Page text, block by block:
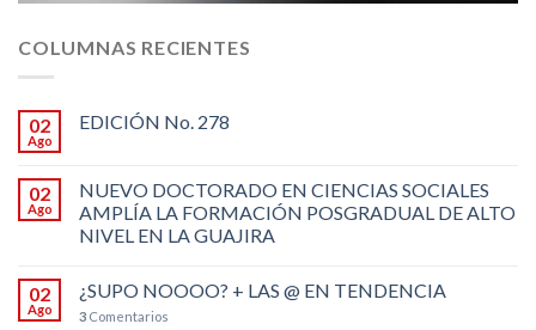
COLUMNAS RECIENTES
02
Ago
EDICIÓN No. 278
02
Ago
NUEVO DOCTORADO EN CIENCIAS SOCIALES
AMPLÍA LA FORMACIÓN POSGRADUAL DE ALTO
NIVEL EN LA GUAJIRA
02
Ago
¿SUPO NOOOO? + LAS @ EN TENDENCIA
3 Comentarios